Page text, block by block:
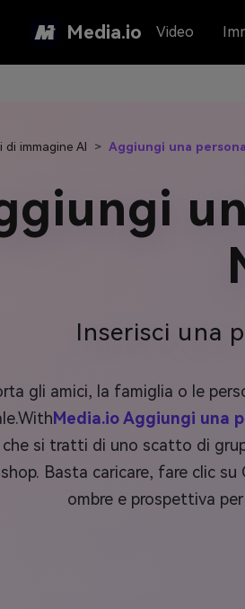
Media.io Video
di immagine AI > Aggiungi una
Inserisci una
gli amici, la famiglia o le
Media.io Aggiungi una
che si tratti di uno scatto di
Basta caricare, fare clic
ombre e prospettiva